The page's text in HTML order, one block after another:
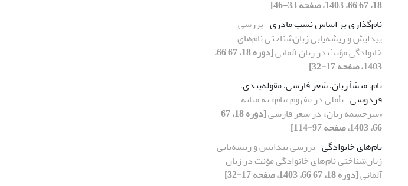
18، 67 66، 1403، صفحه 33-46]
نام‌گذاری بر اساس نسب مادری بررسی
پیدایش و ریشه‌یابی زبان‌شناختی نام‌های
خانوادگی مؤنث در زبان آلمانی
[دوره 18، 67 66،
1403، صفحه 17-32]
نام، منشأ زبان، شعر فارسی، مقوله‌بندی،
فردوسی تأملی در مفهوم «نام» به ‌مثابه
«سرچشمه‌ زبان» در شعر فارسی
[دوره 18، 67
66، 1403، صفحه 97-114]
نام‌های خانوادگی بررسی پیدایش و ریشه‌یابی
زبان‌شناختی نام‌های خانوادگی مؤنث در زبان
آلمانی[دوره 18، 67 66، 1403، صفحه 17-32]